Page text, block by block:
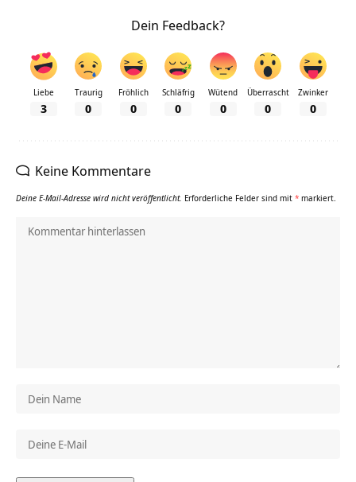
Dein Feedback?
Liebe
3
Traurig
0
Fröhlich
0
Schläfrig
0
Wütend
0
Überrascht
0
Zwinker
0
Keine Kommentare
Deine E-Mail-Adresse wird nicht veröffentlicht. Erforderliche Felder sind mit * markiert.